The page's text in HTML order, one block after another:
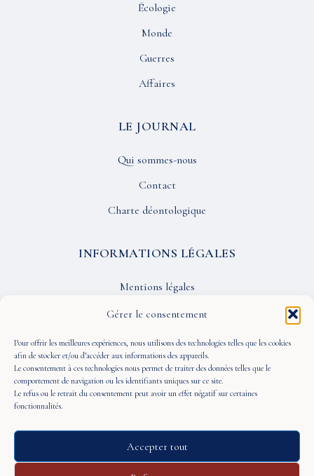
Gérer le consentement
Pour offrir les meilleures expériences, nous utilisons des technologies telles que les cookies
afin de stocker et/ou d’accéder aux informations des appareils.
Le consentement à ces technologies nous permet de traiter des données telles que le
comportement de navigation ou les identifiants uniques sur ce site.
Le refus ou le retrait du consentement peut avoir un effet négatif sur certaines
fonctionnalités.
Accepter tout
Écologie
Monde
Guerres
Affaires
LE JOURNAL
Qui sommes-nous
Contact
Charte déontologique
INFORMATIONS LÉGALES
Mentions légales
Confidentialité
CGU
SUIVEZ-NOUS